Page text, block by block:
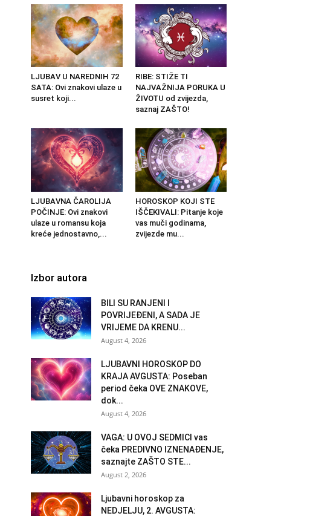
LJUBAV U NAREDNIH 72
SATA: Ovi znakovi ulaze u
susret koji...
RIBE: STIŽE TI
NAJVAŽNIJA PORUKA U
ŽIVOTU od zvijezda,
saznaj ZAŠTO!
LJUBAVNA ČAROLIJA
POČINJE: Ovi znakovi
ulaze u romansu koja
kreće jednostavno,...
HOROSKOP KOJI STE
IŠČEKIVALI: Pitanje koje
vas muči godinama,
zvijezde mu...
Izbor autora
BILI SU RANJENI I
POVRIJEĐENI, A SADA JE
VRIJEME DA KRENU...
August 4, 2026
LJUBAVNI HOROSKOP DO
KRAJA AVGUSTA: Poseban
period čeka OVE ZNAKOVE,
dok...
August 4, 2026
VAGA: U OVOJ SEDMICI vas
čeka PREDIVNO IZNENAĐENJE,
saznajte ZAŠTO STE...
August 2, 2026
Ljubavni horoskop za
NEDJELJU, 2. AVGUSTA: